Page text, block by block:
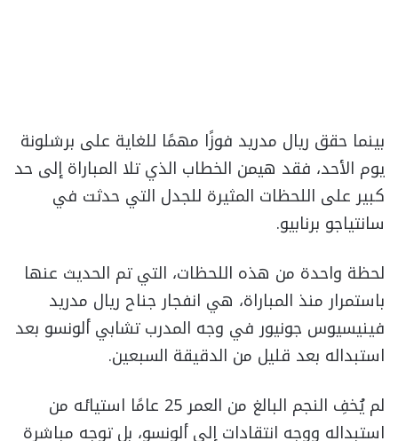
بينما حقق ريال مدريد فوزًا مهمًا للغاية على برشلونة
يوم الأحد، فقد هيمن الخطاب الذي تلا المباراة إلى حد
كبير على اللحظات المثيرة للجدل التي حدثت في
سانتياجو برنابيو.
لحظة واحدة من هذه اللحظات، التي تم الحديث عنها
باستمرار منذ المباراة، هي انفجار جناح ريال مدريد
فينيسيوس جونيور في وجه المدرب تشابي ألونسو بعد
استبداله بعد قليل من الدقيقة السبعين.
لم يُخفِ النجم البالغ من العمر 25 عامًا استيائه من
استبداله ووجه انتقادات إلى ألونسو، بل توجه مباشرة